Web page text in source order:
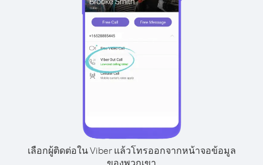
เลือกผู้ติดต่อใน Viber แล้วโทรออกจากหน้าจอข้อมูล
ของพวกเขา